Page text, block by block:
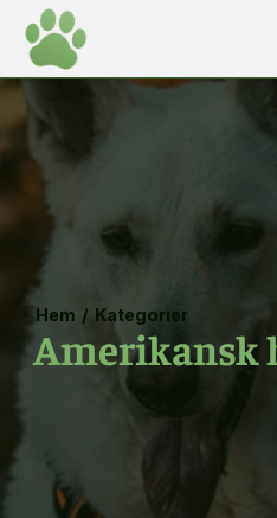
Hem / Kategorier
Amerikansk